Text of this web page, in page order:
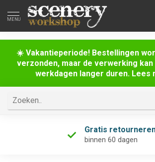
☀️ Vakantieperiode! Bestellingen
verzonden, maar de verwerking kan
werkdagen langer duren. Lees
MENU
Gratis
binnen 60 dagen